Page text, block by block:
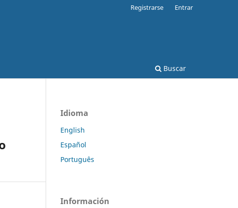
Buscar
Registrarse Entrar
Idioma
English
Español
Português
Información